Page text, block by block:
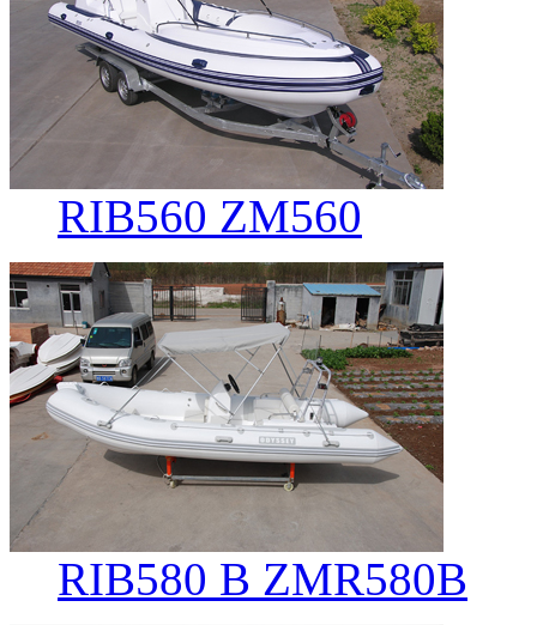
RIB560 ZM560
RIB580 B ZMR580B